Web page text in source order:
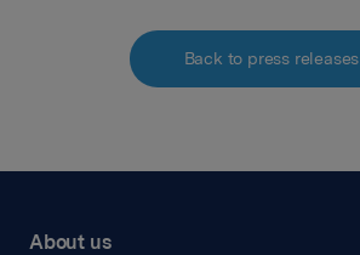
Back to press releases
About us